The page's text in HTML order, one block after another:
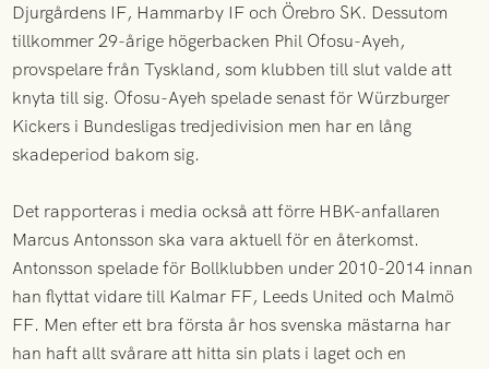
Djurgårdens IF, Hammarby IF och Örebro SK. Dessutom
tillkommer 29-årige högerbacken Phil Ofosu-Ayeh,
provspelare från Tyskland, som klubben till slut valde att
knyta till sig. Ofosu-Ayeh spelade senast för Würzburger
Kickers i Bundesligas tredjedivision men har en lång
skadeperiod bakom sig.
Det rapporteras i media också att förre HBK-anfallaren
Marcus Antonsson ska vara aktuell för en återkomst.
Antonsson spelade för Bollklubben under 2010-2014 innan
han flyttat vidare till Kalmar FF, Leeds United och Malmö
FF. Men efter ett bra första år hos svenska mästarna har
han haft allt svårare att hitta sin plats i laget och en